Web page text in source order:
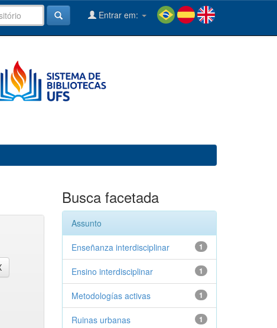
Entrar em:
Busca facetada
Assunto
1
Enseñanza interdisciplinar
1
Ensino interdisciplinar
1
Metodologías activas
1
Ruinas urbanas